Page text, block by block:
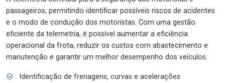
passageiros, permitindo identificar possíveis riscos de acidentes
e o modo de condução dos motoristas. Com uma gestão
eficiente da telemetria, é possível aumentar a eficiência
operacional da frota, reduzir os custos com abastecimento e
manutenção e garantir um melhor desempenho dos veículos.
Identificação de frenagens, curvas e acelerações